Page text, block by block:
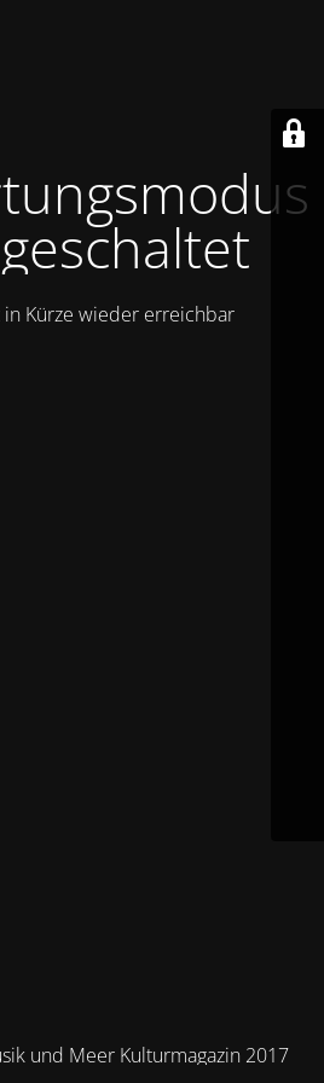
in Kürze wieder erreichbar
und Meer Kulturmagazin 2017